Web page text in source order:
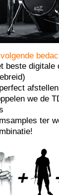
beste
we de
ter